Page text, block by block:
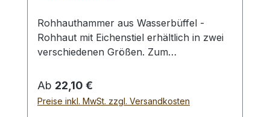
Rohhauthammer aus Wasserbüffel -
Rohhaut mit Eichenstiel erhältlich in zwei
verschiedenen Größen. Zum
Locheisen, Punziereisen, etc.
Auswahlliste:#1 Gesamtgewicht: 295
Gramm / Kopf - Ø : 48 mm / Gesamtlänge
Regulärer Preis:
Ab 22,10 €
Preise inkl. MwSt. zzgl. Versandkosten